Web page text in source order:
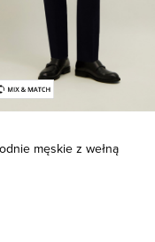
męskie z wełną